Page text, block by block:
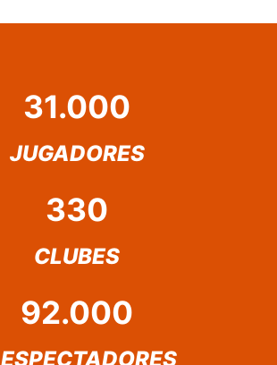
31.000
JUGADORES
330
CLUBES
92.000
ESPECTADORES